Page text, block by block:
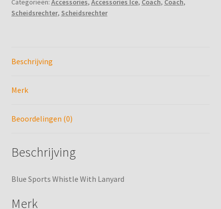
Mijn account
Mijn boekingen
Profiel Slijpen IJshockeyschaatsen
Categorieën: Accessories, Accessories Ice, Coach, Coach,
Scheidsrechter, Scheidsrechter
Beschrijving
Merk
Beoordelingen (0)
Beschrijving
Blue Sports Whistle With Lanyard
Merk